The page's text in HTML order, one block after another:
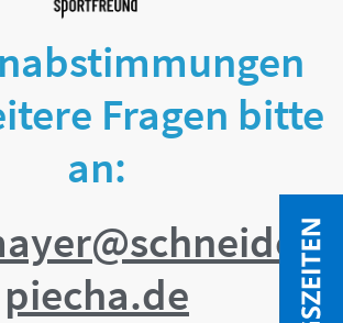
Fragen bitte
an:
piecha.de